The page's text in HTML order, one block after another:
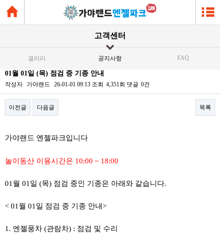
고객센터
갤러리 공지사항 FAQ
01월 01일 (목) 점검 중 기종 안내
작성자 가야랜드 26-01-01 09:13 조회 4,351회 댓글 0건
이전글 다음글 목록
가야랜드 엔젤파크입니다
놀이동산 이용시간은 10:00 ~ 18:00
01월 01일 (목) 점검 중인 기종은 아래와 같습니다.
< 01월 01일 점검 중 기종 안내>
1. 엔젤풍차 (관람차) : 점검 및 수리